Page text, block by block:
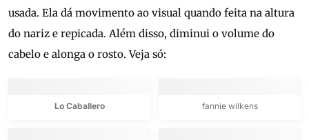
usada. Ela dá movimento ao visual quando feita na altura
do nariz e repicada. Além disso, diminui o volume do
cabelo e alonga o rosto. Veja só:
Lo Caballero fannie wilkens